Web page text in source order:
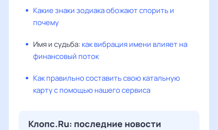
Какие знаки зодиака обожают спорить и
почему
Имя и судьба: как вибрация имени влияет на
финансовый поток
Как правильно составить свою катальную
карту с помощью нашего сервиса
Клопс.Ru: последние новости